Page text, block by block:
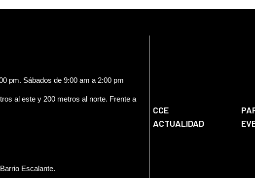
pm. Sábados de 9:00 am a 2:00 pm
al este y 200 metros al norte. Frente a
Escalante.
CCE
ACTUALIDAD